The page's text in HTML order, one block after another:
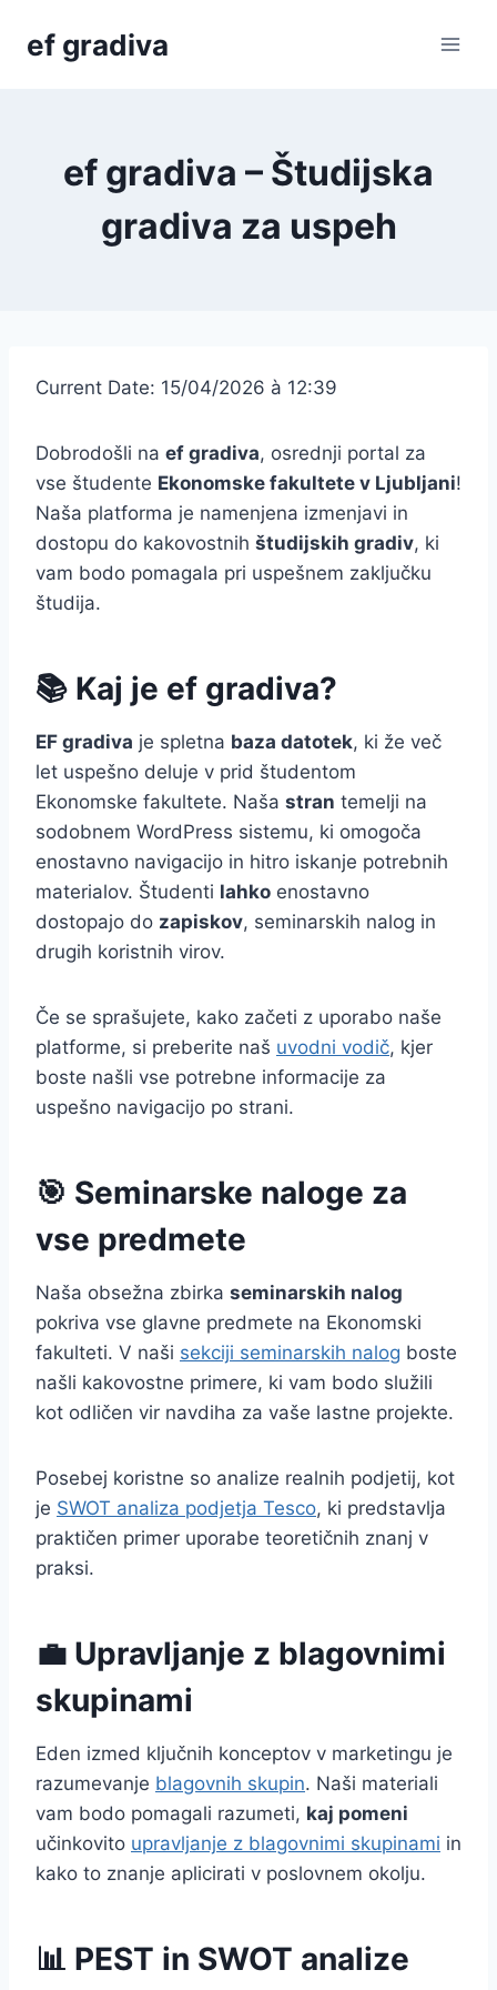
ef gradiva
ef gradiva – Študijska
gradiva za uspeh
Current Date: 15/04/2026 à 12:39
Dobrodošli na ef gradiva, osrednji portal za
vse študente Ekonomske fakultete v Ljubljani!
Naša platforma je namenjena izmenjavi in
dostopu do kakovostnih študijskih gradiv, ki
vam bodo pomagala pri uspešnem zaključku
študija.
📚 Kaj je ef gradiva?
EF gradiva je spletna baza datotek, ki že več
let uspešno deluje v prid študentom
Ekonomske fakultete. Naša stran temelji na
sodobnem WordPress sistemu, ki omogoča
enostavno navigacijo in hitro iskanje potrebnih
materialov. Študenti lahko enostavno
dostopajo do zapiskov, seminarskih nalog in
drugih koristnih virov.
Če se sprašujete, kako začeti z uporabo naše
platforme, si preberite naš uvodni vodič, kjer
boste našli vse potrebne informacije za
uspešno navigacijo po strani.
🎯 Seminarske naloge za
vse predmete
Naša obsežna zbirka seminarskih nalog
pokriva vse glavne predmete na Ekonomski
fakulteti. V naši sekciji seminarskih nalog boste
našli kakovostne primere, ki vam bodo služili
kot odličen vir navdiha za vaše lastne projekte.
Posebej koristne so analize realnih podjetij, kot
je SWOT analiza podjetja Tesco, ki predstavlja
praktičen primer uporabe teoretičnih znanj v
praksi.
💼 Upravljanje z blagovnimi
skupinami
Eden izmed ključnih konceptov v marketingu je
razumevanje blagovnih skupin. Naši materiali
vam bodo pomagali razumeti, kaj pomeni
učinkovito upravljanje z blagovnimi skupinami in
kako to znanje aplicirati v poslovnem okolju.
📊 PEST in SWOT analize